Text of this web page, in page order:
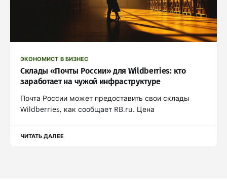
ЭКОНОМИСТ В БИЗНЕС
Склады «Почты России» для Wildberries: кто
заработает на чужой инфраструктуре
Почта России может предоставить свои склады
Wildberries, как сообщает RB.ru. Цена
ЧИТАТЬ ДАЛЕЕ